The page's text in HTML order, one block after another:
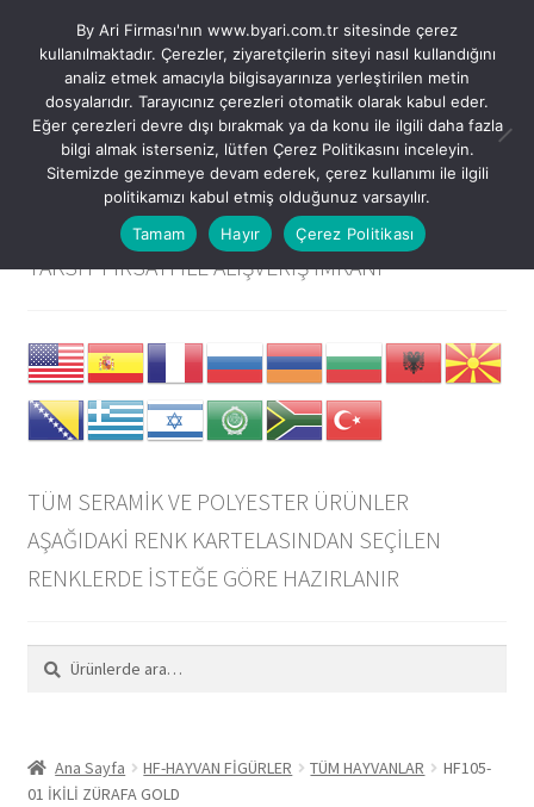
Dolaşıma
İçeriğe
Menü
Kategoriler
Tüm Modeller
Alternatif Satış Kanallarımız
Hesabım – Giriş / Kayıt
Favorilerim
PDF Katalog İndir
Hakkımızda
SEPETTE “%10” İNDİRİM VE VADE FARKSIZ “3”
TAKSİT FIRSATI İLE ALIŞVERİŞ İMKANI
TÜM SERAMİK VE POLYESTER ÜRÜNLER
AŞAĞIDAKİ RENK KARTELASINDAN SEÇİLEN
RENKLERDE İSTEĞE GÖRE HAZIRLANIR
Ara:
Ara
Ana Sayfa HF-HAYVAN FİGÜRLER TÜM HAYVANLAR
HF105-
01 İKİLİ ZÜRAFA GOLD
USD $
TRY ₺
By Ari Firması'nın www.byari.com.tr sitesinde çerez
kullanılmaktadır. Çerezler, ziyaretçilerin siteyi nasıl kullandığını
analiz etmek amacıyla bilgisayarınıza yerleştirilen metin
dosyalarıdır. Tarayıcınız çerezleri otomatik olarak kabul eder.
Eğer çerezleri devre dışı bırakmak ya da konu ile ilgili daha fazla
bilgi almak isterseniz, lütfen Çerez Politikasını inceleyin.
Sitemizde gezinmeye devam ederek, çerez kullanımı ile ilgili
politikamızı kabul etmiş olduğunuz varsayılır.
Tamam
Hayır Çerez Politikası